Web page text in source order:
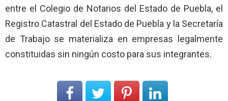
entre el Colegio de Notarios del Estado de Puebla, el
Registro Catastral del Estado de Puebla y la Secretaría
de Trabajo se materializa en empresas legalmente
constituidas sin ningún costo para sus integrantes.